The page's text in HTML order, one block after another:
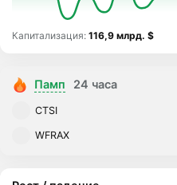
Капитализация:116,9 млрд. $
Памп 24 часа
CTSI
WFRAX